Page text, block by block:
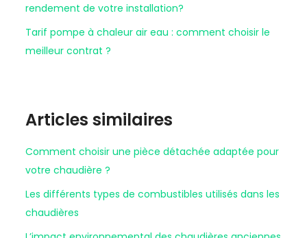
rendement de votre installation?
Tarif pompe à chaleur air eau : comment choisir le
meilleur contrat ?
Articles similaires
Comment choisir une pièce détachée adaptée pour
votre chaudière ?
Les différents types de combustibles utilisés dans les
chaudières